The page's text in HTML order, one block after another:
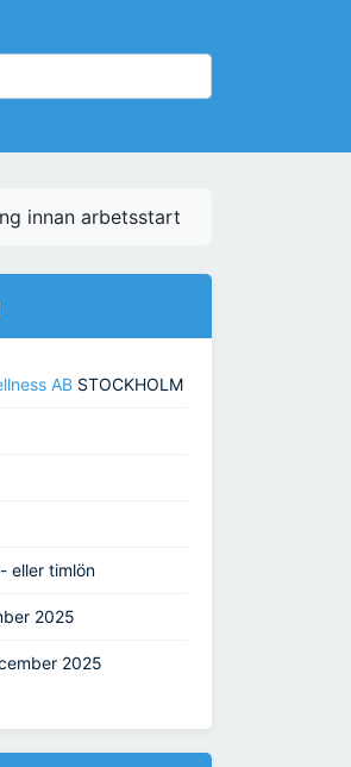
innan arbetsstart
AB STOCKHOLM
eller timlön
2025
2025